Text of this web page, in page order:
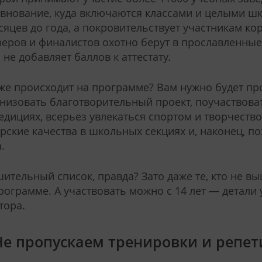
куда включаются классами и целыми
до года, а покровительствует участникам
и финалистов охотно берут в
добавляет баллов к аттестату.
происходит на программе? Вам нужно будет
благотворительный проект,
всерьез увлекаться спортом и
качества в школьных секциях и, наконец,
список, правда? Зато даже те, кто не
А участвовать можно с 14 лет —
пропускаем тренировки и